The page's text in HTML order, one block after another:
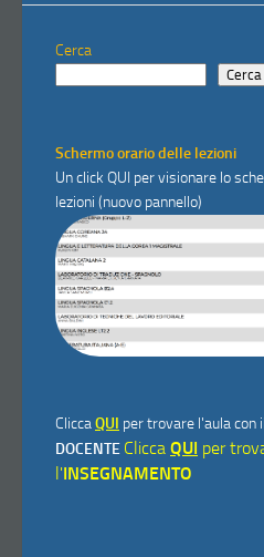
Cerca
Cerca
Schermo orario delle lezioni
Un click QUI per visionare lo
lezioni (nuovo pannello)
CliccaQUI per trovare l'aula con il
DOCENTE Clicca QUI per
l'INSEGNAMENTO